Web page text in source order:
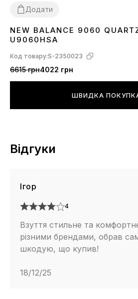
Додати
3637 3839404142 43 4445
NEW BALANCE 9060
U9060HSA
Код товару:S-2350023
6615 грн4022 грн
ШВИДКА
Відгуки
Ігор
4
Взуття стильне та
різними брендами, обрав
шкодую, що купив!
18/12/25